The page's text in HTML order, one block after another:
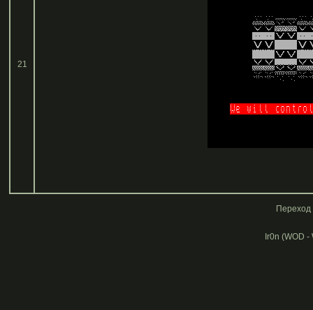
21
Переход
Ir0n (WOD